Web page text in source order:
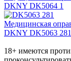
DKNY DK5064 1
Медицинская
DKNY DK5063 281
18+ имеются